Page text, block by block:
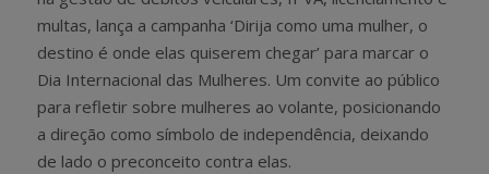
multas, lança a campanha ‘Dirija como uma mulher, o
destino é onde elas quiserem chegar’ para marcar o
Dia Internacional das Mulheres. Um convite ao público
para refletir sobre mulheres ao volante, posicionando
a direção como símbolo de independência, deixando
de lado o preconceito contra elas.